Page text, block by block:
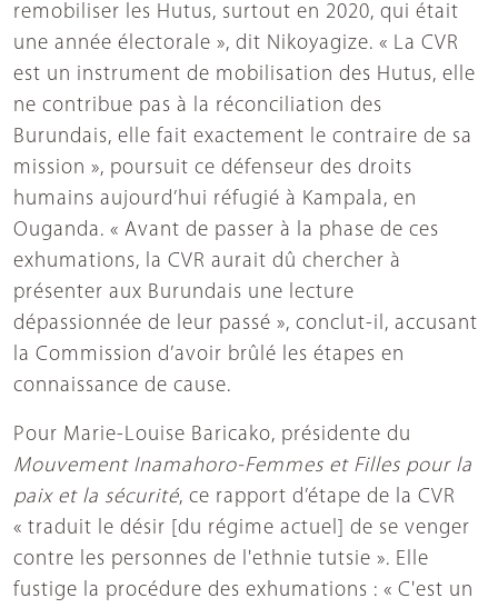
remobiliser les Hutus, surtout en 2020, qui était
une année électorale », dit Nikoyagize. « La CVR
est un instrument de mobilisation des Hutus, elle
ne contribue pas à la réconciliation des
Burundais, elle fait exactement le contraire de sa
mission », poursuit ce défenseur des droits
humains aujourd’hui réfugié à Kampala, en
Ouganda. « Avant de passer à la phase de ces
exhumations, la CVR aurait dû chercher à
présenter aux Burundais une lecture
dépassionnée de leur passé », conclut-il, accusant
la Commission d’avoir brûlé les étapes en
connaissance de cause.
Pour Marie-Louise Baricako, présidente du
Mouvement Inamahoro-Femmes et Filles pour la
paix et la sécurité, ce rapport d’étape de la CVR
« traduit le désir [du régime actuel] de se venger
contre les personnes de l'ethnie tutsie ». Elle
fustige la procédure des exhumations : « C'est un